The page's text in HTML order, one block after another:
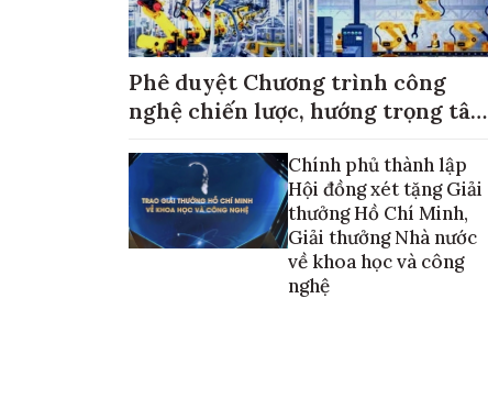
Phê duyệt Chương trình công
nghệ chiến lược, hướng trọng tâm
Chính phủ thành lập
Hội đồng xét tặng Giải
thưởng Hồ Chí Minh,
Giải thưởng Nhà nước
về khoa học và công
nghệ